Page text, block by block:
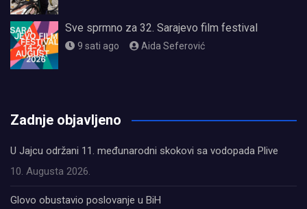
Sve sprmno za 32. Sarajevo film festival
9 sati ago Aida Seferović
Zadnje objavljeno
U Jajcu održani 11. međunarodni skokovi sa vodopada Plive
10. Augusta 2026.
Glovo obustavio poslovanje u BiH